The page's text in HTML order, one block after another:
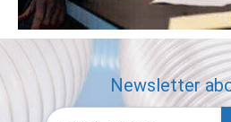
Newsletter